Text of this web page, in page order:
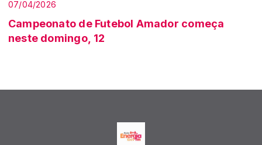
07/04/2026
Campeonato de Futebol Amador começa
neste domingo, 12